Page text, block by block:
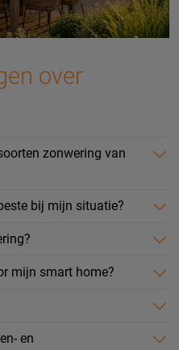
over
zonwering van
bij mijn situatie?
mijn smart home?
en